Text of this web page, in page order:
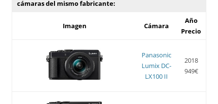
cámaras del mismo fabricante:
Imagen Cámara
Año
Precio
Panasonic
Lumix DC-
LX100 II
2018
949€